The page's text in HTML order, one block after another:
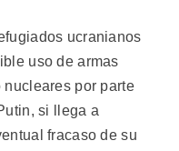
ucranianos
uso de armas
por parte
si llega a
fracaso de su